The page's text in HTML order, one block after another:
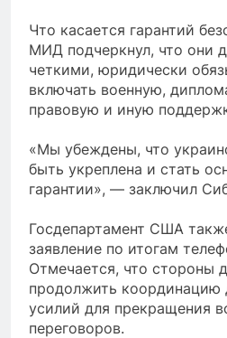
Что касается гарантий
МИД подчеркнул, что они
четкими, юридически
включать военную,
правовую и иную
«Мы убеждены, что
быть укреплена и стать
гарантии», — заключил
Госдепартамент США
заявление по итогам
Отмечается, что стороны
продолжить координацию
усилий для прекращения
переговоров.